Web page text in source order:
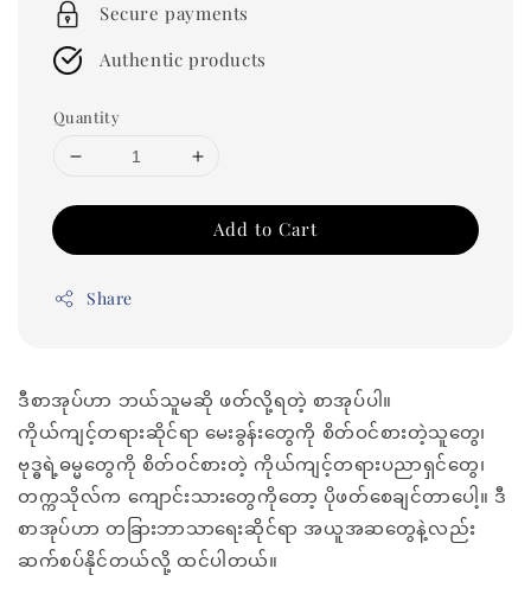
Secure payments
Authentic products
Quantity
Add to Cart
Share
ဒီစာအုပ်ဟာ ဘယ်သူမဆို ဖတ်လို့ရတဲ့ စာအုပ်ပါ။
ကိုယ်ကျင့်တရားဆိုင်ရာ မေးခွန်းတွေကို စိတ်ဝင်စားတဲ့သူတွေ၊
ဗုဒ္ဓရဲ့ဓမ္မတွေကို စိတ်ဝင်စားတဲ့ ကိုယ်ကျင့်တရားပညာရှင်တွေ၊
တက္ကသိုလ်က ကျောင်းသားတွေကိုတော့ ပိုဖတ်စေချင်တာပေါ့။ ဒီ
စာအုပ်ဟာ တခြားဘာသာရေးဆိုင်ရာ အယူအဆတွေနဲ့လည်း
ဆက်စပ်နိုင်တယ်လို့ ထင်ပါတယ်။